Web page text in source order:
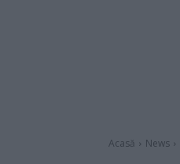
Acasă News